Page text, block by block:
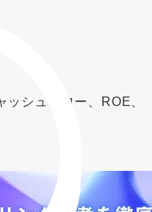
ッシュフロー、ROE、